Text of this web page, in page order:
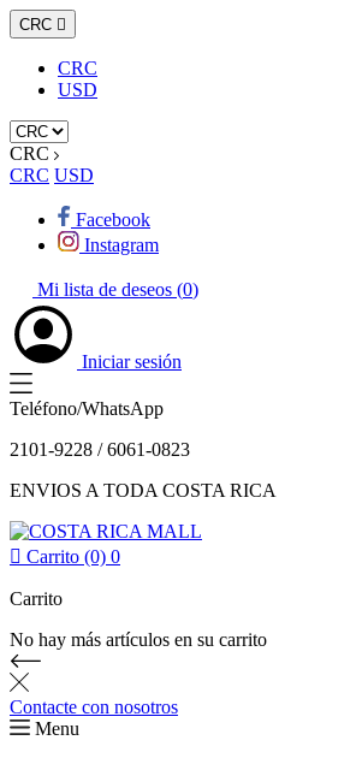
CRC 
CRC
USD
CRC
CRC USD
Facebook
Instagram
Mi lista de deseos (0)
Iniciar sesión
Teléfono/WhatsApp
2101-9228 / 6061-0823
ENVIOS A TODA COSTA RICA
 Carrito (0) 0
Carrito
No hay más artículos en su carrito
Contacte con nosotros
Menu